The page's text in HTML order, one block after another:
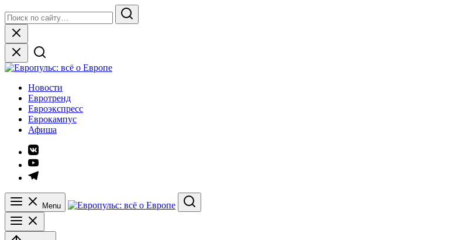
to
content
for:
Search
Close
Европульс: всё о Европе
Новости
Евротренд
Евроэкспресс
Еврокампус
Афиша
Элемент
меню
Элемент
меню
Элемент
Menu
Search